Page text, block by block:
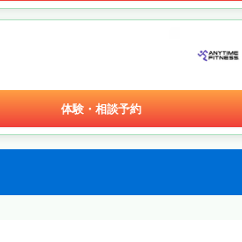
体験・相談予約